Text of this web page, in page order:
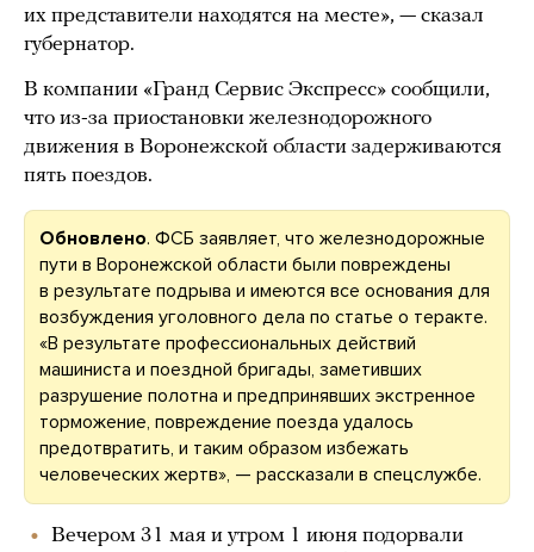
их представители находятся на месте», — сказал
губернатор.
В компании «Гранд Сервис Экспресс» сообщили,
что из-за приостановки железнодорожного
движения в Воронежской области задерживаются
пять поездов.
Обновлено. ФСБ заявляет, что железнодорожные
пути в Воронежской области были повреждены
в результате подрыва и имеются все основания для
возбуждения уголовного дела по статье о теракте.
«В результате профессиональных действий
машиниста и поездной бригады, заметивших
разрушение полотна и предпринявших экстренное
торможение, повреждение поезда удалось
предотвратить, и таким образом избежать
человеческих жертв», — рассказали в спецслужбе.
Вечером 31 мая и утром 1 июня подорвали